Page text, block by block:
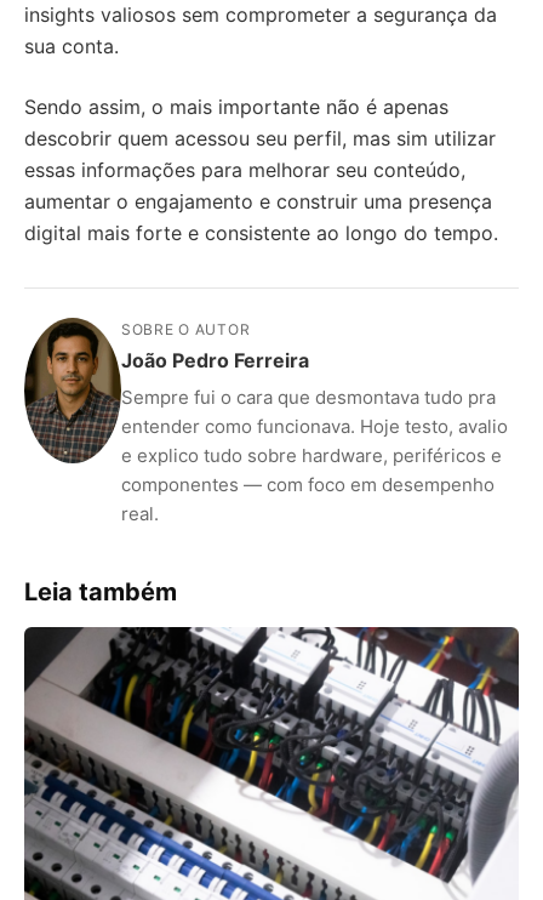
insights valiosos sem comprometer a segurança da
sua conta.
Sendo assim, o mais importante não é apenas
descobrir quem acessou seu perfil, mas sim utilizar
essas informações para melhorar seu conteúdo,
aumentar o engajamento e construir uma presença
digital mais forte e consistente ao longo do tempo.
SOBRE O AUTOR
João Pedro Ferreira
Sempre fui o cara que desmontava tudo pra
entender como funcionava. Hoje testo, avalio
e explico tudo sobre hardware, periféricos e
componentes — com foco em desempenho
real.
Leia também